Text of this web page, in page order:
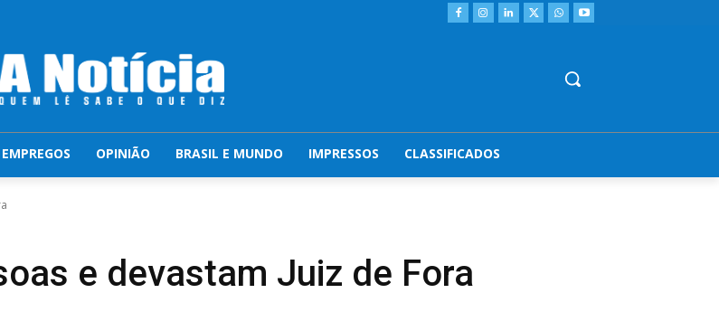
EMPREGOS OPINIÃO BRASIL E MUNDO IMPRESSOS CLASSIFICADOS
e devastam Juiz de Fora